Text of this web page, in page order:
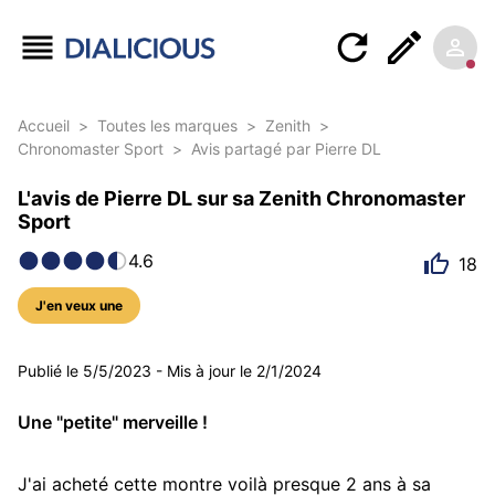
Accueil > Toutes les marques > Zenith >
Chronomaster Sport > Avis partagé par Pierre DL
L'avis de Pierre DL sur sa Zenith Chronomaster
Sport
4.6
J'en veux une
18
8 photos
Publié le 5/5/2023 - Mis à jour le 2/1/2024
Une "petite" merveille !
J'ai acheté cette montre voilà presque 2 ans à sa